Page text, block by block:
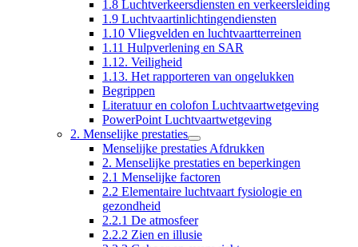
1.8 Luchtverkeersdiensten en verkeersleiding
1.9 Luchtvaartinlichtingendiensten
1.10 Vliegvelden en luchtvaartterreinen
1.11 Hulpverlening en SAR
1.12. Veiligheid
1.13. Het rapporteren van ongelukken
Begrippen
Literatuur en colofon Luchtvaartwetgeving
PowerPoint Luchtvaartwetgeving
2. Menselijke prestaties
Menselijke prestaties Afdrukken
2. Menselijke prestaties en beperkingen
2.1 Menselijke factoren
2.2 Elementaire luchtvaart fysiologie en
gezondheid
2.2.1 De atmosfeer
2.2.2 Zien en illusie